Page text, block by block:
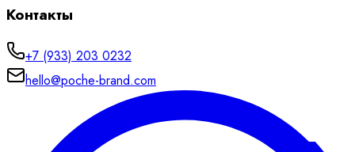
Контакты
+7 (933) 203 0232
hello@poche-brand.com